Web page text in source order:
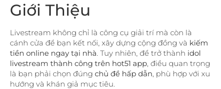
Giới Thiệu
Livestream không chỉ là công cụ giải trí mà còn là
cánh cửa để bạn kết nối, xây dựng cộng đồng và kiếm
tiền online ngay tại nhà. Tuy nhiên, để trở thành idol
livestream thành công trên hot51 app, điều quan trọng
là bạn phải chọn đúng chủ đề hấp dẫn, phù hợp với xu
hướng và khán giả mục tiêu.